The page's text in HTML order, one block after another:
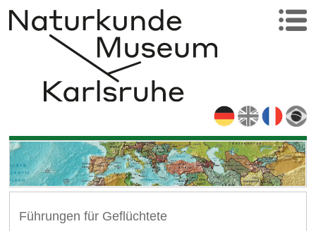
Führungen für Geflüchtete